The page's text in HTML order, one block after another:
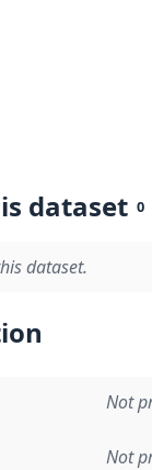
dataset 0
dataset.
Not
Not